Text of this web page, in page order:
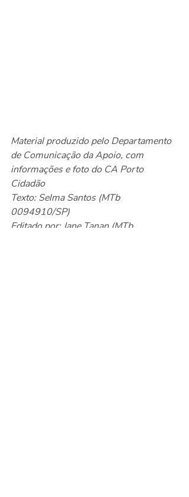
Material produzido pelo Departamento
de Comunicação da Apoio, com
informações e foto do CA Porto
Cidadão
Texto: Selma Santos (MTb
0094910/SP)
Editado por: Jane Tanan (MTb